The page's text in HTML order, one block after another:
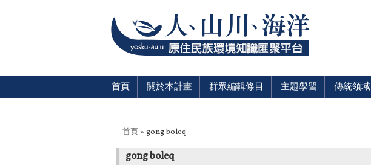
首頁 關於本計畫 群眾編輯條目 主題學習 傳統領域
您在這裡
首頁 » gong boleq
gong boleq